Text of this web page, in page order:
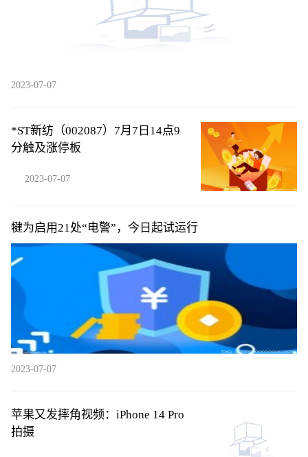
2023-07-07
*ST新纺（002087）7月7日14点9
分触及涨停板
2023-07-07
犍为启用21处“电警”，今日起试运行
2023-07-07
苹果又发摔角视频：iPhone 14 Pro
拍摄